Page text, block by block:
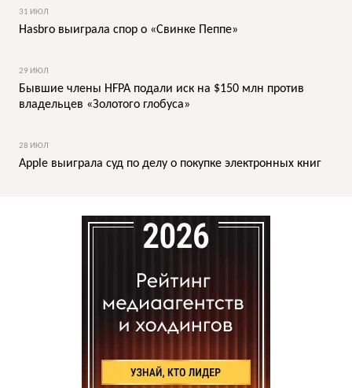
31 ИЮЛ
Hasbro выиграла спор о «Свинке Пеппе»
29 ИЮЛ
Бывшие члены HFPA подали иск на $150 млн против
владельцев «Золотого глобуса»
28 ИЮЛ
Apple выиграла суд по делу о покупке электронных книг